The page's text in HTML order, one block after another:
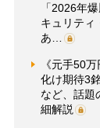
「2026年
キュリティ
あ…
《元手50
化け期待3
など、話題
細解説